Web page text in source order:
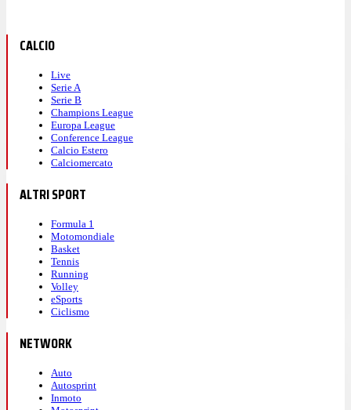
CALCIO
Live
Serie A
Serie B
Champions League
Europa League
Conference League
Calcio Estero
Calciomercato
ALTRI SPORT
Formula 1
Motomondiale
Basket
Tennis
Running
Volley
eSports
Ciclismo
NETWORK
Auto
Autosprint
Inmoto